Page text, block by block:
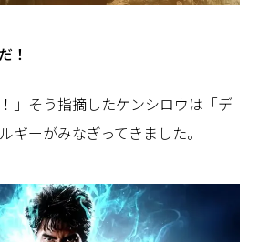
！
」そう指摘したケンシロウは「デ
ギーがみなぎってきました。